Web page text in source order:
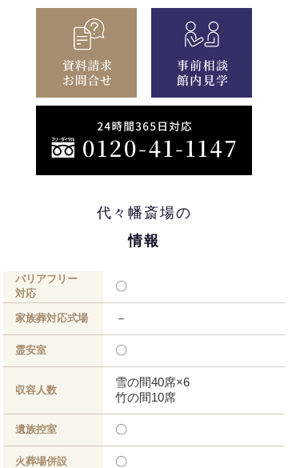
代々幡斎場の
情報
バリアフリー
対応
〇
家族葬対応式場 －
霊安室 〇
収容人数
雪の間40席×6
竹の間10席
遺族控室 〇
火葬場併設 〇